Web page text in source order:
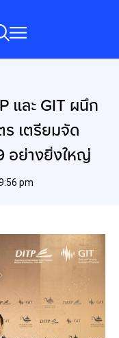
และ GIT ผนึก
เตรียมจัด
อย่างยิ่งใหญ่
pm